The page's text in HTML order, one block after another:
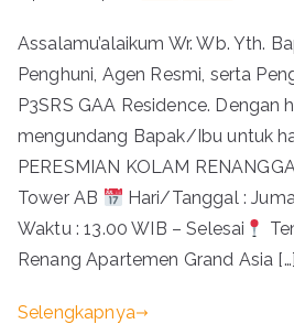
Assalamu’alaikum Wr. Wb. Yth.
Penghuni, Agen Resmi, serta
P3SRS GAA Residence. Dengan
mengundang Bapak/Ibu untuk
PERESMIAN KOLAM
Tower AB
Hari/Tanggal :
Waktu : 13.00 WIB – Selesai
Renang Apartemen Grand Asia […]
Selengkapnya